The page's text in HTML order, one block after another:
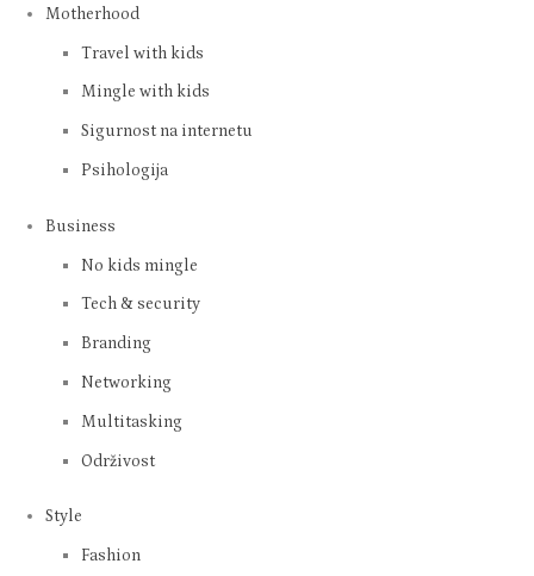
Motherhood
Travel with kids
Mingle with kids
Sigurnost na internetu
Psihologija
Business
No kids mingle
Tech & security
Branding
Networking
Multitasking
Održivost
Style
Fashion